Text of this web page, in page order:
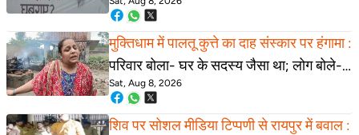
छात्रों के मुद्दे पर भी कसे तंज
मुक्तिधाम में पालतू कुत्ते का दाह संस्कार पर हंगामा :
परिवार बोला- घर के सदस्य जैसा था; लोग बोले-
ये परंपराओं के खिलाफ
Sat, Aug 8, 2026
शिव पर सोशल मीडिया टिप्पणी से रायपुर में बवाल :